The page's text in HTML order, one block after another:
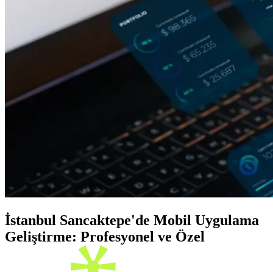
İstanbul Sancaktepe'de Mobil Uygulama
Geliştirme: Profesyonel ve Özel